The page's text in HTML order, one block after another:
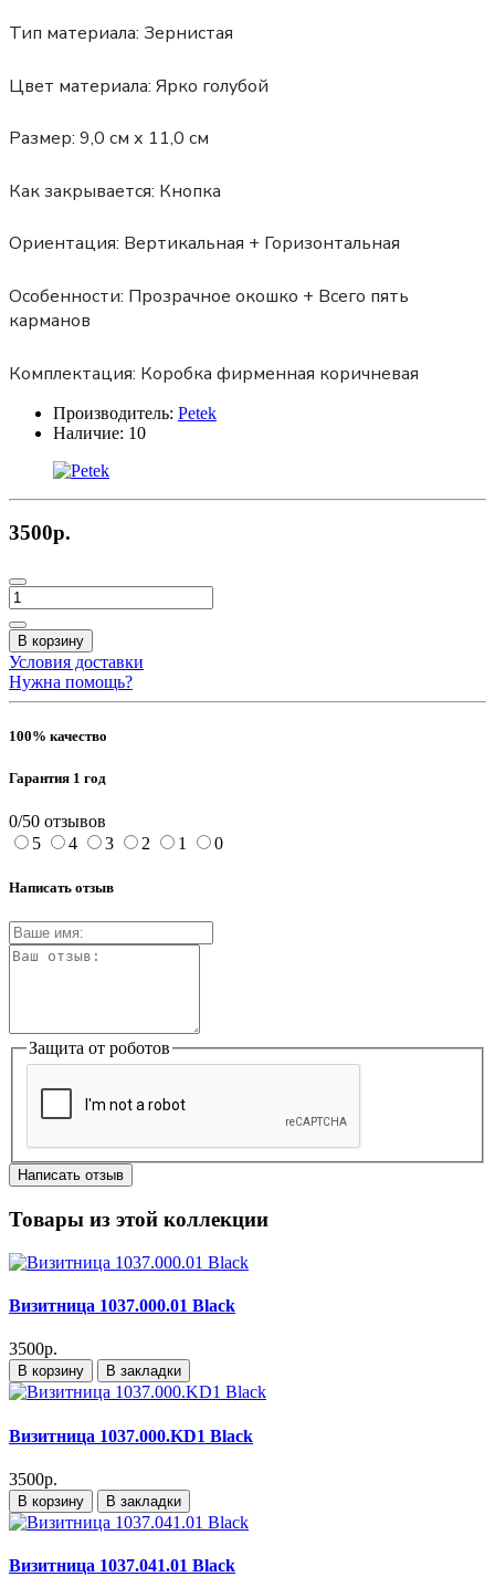
Тип материала: Зернистая
Цвет материала: Ярко голубой
Размер: 9,0 см х 11,0 см
Как закрывается: Кнопка
Ориентация: Вертикальная + Горизонтальная
Особенности: Прозрачное окошко + Всего пять
карманов
Комплектация: Коробка фирменная коричневая
Производитель: Petek
Наличие: 10
3500р.
В корзину
Условия доставки
Нужна помощь?
100% качество
Гарантия 1 год
0/50 отзывов
5
4 3 2 1 0
Написать отзыв
Защита от роботов
Написать отзыв
Товары из этой коллекции
Визитница 1037.000.01 Black
3500р.
В корзину В закладки
Визитница 1037.000.KD1 Black
3500р.
В корзину В закладки
Визитница 1037.041.01 Black